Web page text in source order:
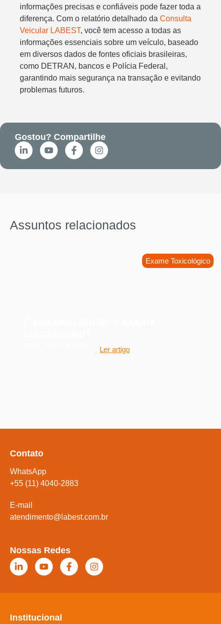
informações precisas e confiáveis pode fazer toda a
diferença. Com o relatório detalhado da Consulta
Veicular LABEST, você tem acesso a todas as
informações essenciais sobre um veículo, baseado
em diversos dados de fontes oficiais brasileiras,
como DETRAN, bancos e Polícia Federal,
garantindo mais segurança na transação e evitando
problemas futuros.
Gostou? Compartilhe
Assuntos relacionados
Exame Toxicológico
Ler artigo
Contato
WhatsApp
+55 (11) 4040-2883
E-mail
atendimento@labest.com.br
Nossas Redes
Institucional